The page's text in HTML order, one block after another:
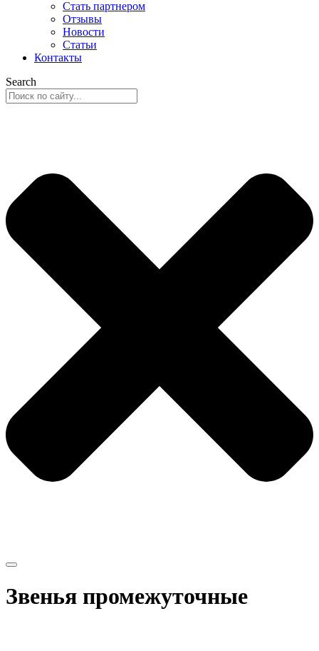
Стать партнером
Отзывы
Новости
Статьи
Контакты
Search
Звенья промежуточные